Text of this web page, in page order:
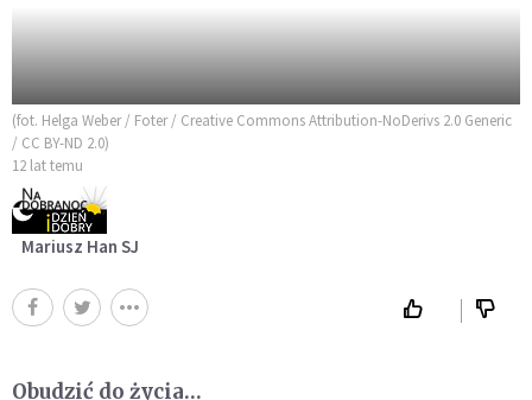
(fot. Helga Weber / Foter / Creative Commons Attribution-NoDerivs 2.0 Generic
/ CC BY-ND 2.0)
12 lat temu
Mariusz Han SJ
Obudzić do życia…